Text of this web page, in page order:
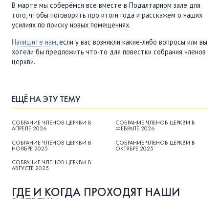
ПРИСОЕДИНИТЬСЯ
ЗАНЯТИЯ |ГРУППЫ| СЛУЖЕНИЯ
ПОДДЕРЖАТЬ
ДЕНЬГИ
В марте мы соберёмся все вместе в Подалтарном зале для
того, чтобы поговорить про итоги года и расскажем о наших
усилиях по поиску новых помещениях.
Напишите нам , если у вас возникли какие-либо вопросы или вы
хотели бы предложить что-то для повестки собрания членов
церкви.
ЕЩЁ НА ЭТУ ТЕМУ
СОБРАНИЕ ЧЛЕНОВ ЦЕРКВИ В
АПРЕЛЕ 2026
СОБРАНИЕ ЧЛЕНОВ ЦЕРКВИ В
ФЕВРАЛЕ 2026
СОБРАНИЕ ЧЛЕНОВ ЦЕРКВИ В
НОЯБРЕ 2025
СОБРАНИЕ ЧЛЕНОВ ЦЕРКВИ В
ОКТЯБРЕ 2025
СОБРАНИЕ ЧЛЕНОВ ЦЕРКВИ В
АВГУСТЕ 2025
ГДЕ И КОГДА ПРОХОДЯТ НАШИ